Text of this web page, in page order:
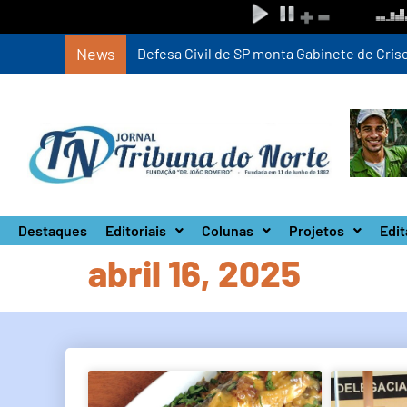
News Defesa Civil de SP monta Gabinete de
Destaques Editoriais Colunas Projetos
abril 16, 2025